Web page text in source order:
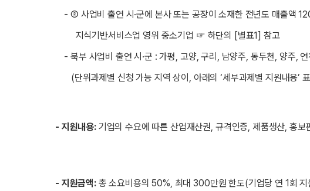
- ② 사업비 출연 시·군에 본사 또는 공장이 소재한 전년도 매출액
지식기반서비스업 영위 중소기업 ☞ 하단의 [별표1] 참고
- 북부 사업비 출연 시·군 : 가평, 고양, 구리, 남양주, 동두천, 양주,
(단위과제별 신청 가능 지역 상이, 아래의 ‘세부과제별 지원내용’
- 지원내용:기업의 수요에 따른 산업재산권, 규격인증, 제품생산, 홍
- 지원금액:총 소요비용의 50%, 최대 300만원 한도(기업당 연 1회 지